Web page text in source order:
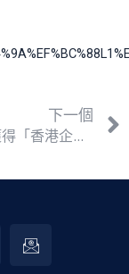
下一個
創建集團獲得「香港企業公民嘉許標誌」